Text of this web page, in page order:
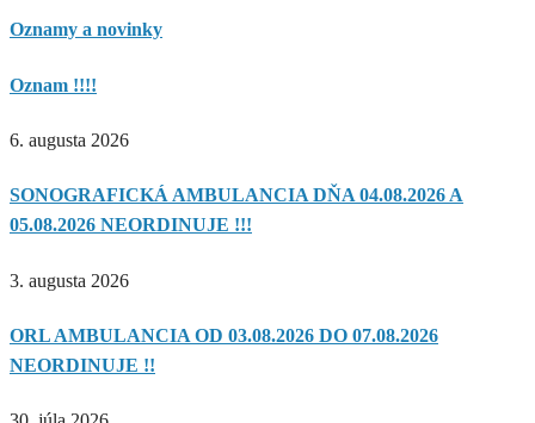
Oznamy a novinky
Oznam !!!!
6. augusta 2026
SONOGRAFICKÁ AMBULANCIA DŇA 04.08.2026 A
05.08.2026 NEORDINUJE !!!
3. augusta 2026
ORL AMBULANCIA OD 03.08.2026 DO 07.08.2026
NEORDINUJE !!